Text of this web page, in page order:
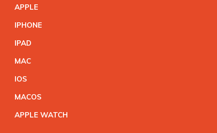
APPLE
IPHONE
IPAD
MAC
IOS
MACOS
APPLE WATCH